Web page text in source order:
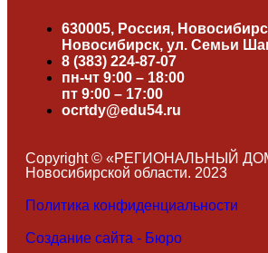
630005, Россия,
Новосибирск, ул. Семьи
8 (383) 224-87-07
пн-чт 9:00 – 18:00
пт 9:00 – 17:00
ocrtdy@edu54.ru
Copyright © «РЕГИОНАЛЬНЫЙ
Новосибирской области. 2023
Политика конфиденциальности
Создание сайта - Бюро